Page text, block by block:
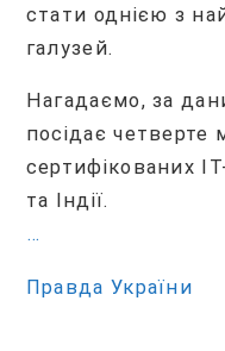
стати однією з
галузей.
Нагадаємо, за
посідає четверте
сертифікованих
та Індії.
…
Правда України